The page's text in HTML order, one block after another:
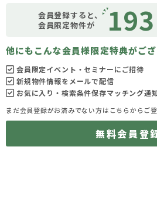
会員登録すると、
会員限定物件が
193
他にもこんな会員様限定特典がござ
会員限定イベント・セミナーにご招待
新規物件情報をメールで配信
お気に入り・検索条件保存マッチング通
まだ会員登録がお済みでない方はこちらからご登
無料会員登